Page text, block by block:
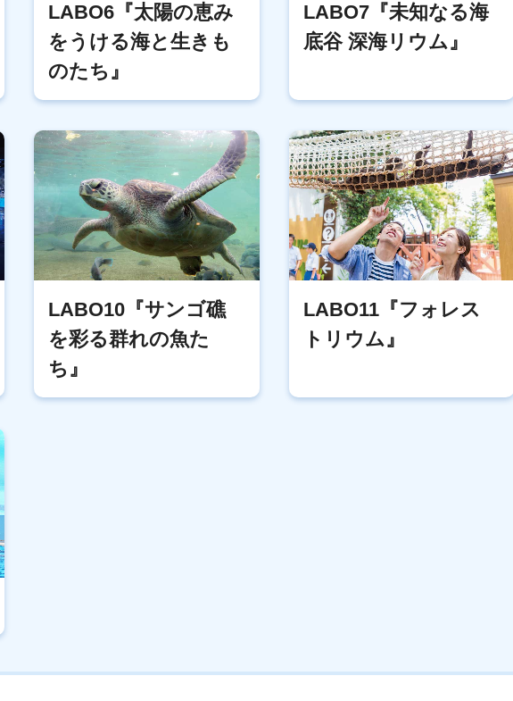
LABO6『太陽の恵み
をうける海と生きも
のたち』
LABO7『未知なる海
底谷 深海リウム』
LABO10『サンゴ礁
を彩る群れの魚た
ち』
LABO11『フォレス
トリウム』